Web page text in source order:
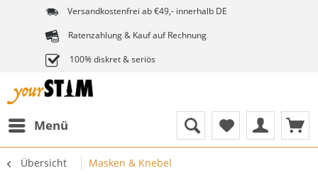
Versandkostenfrei ab €49,- innerhalb DE
Ratenzahlung & Kauf auf Rechnung
100% diskret & seriös
Menü
Übersicht Masken & Knebel